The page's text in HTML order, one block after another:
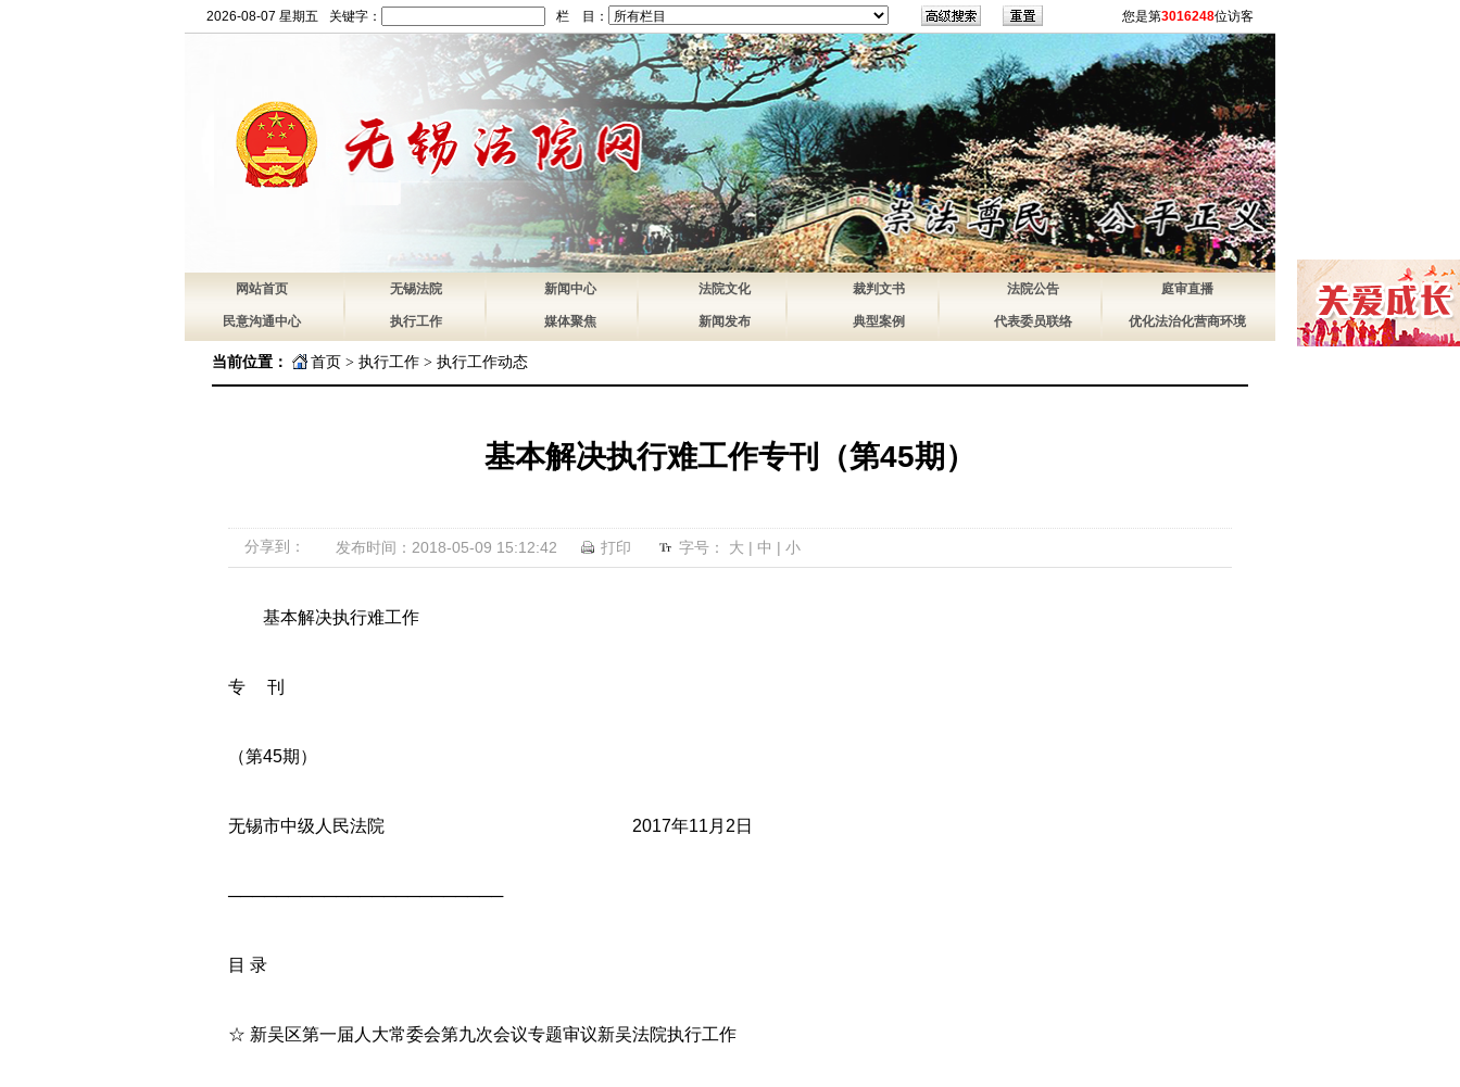
2026-08-07 星期五 关键字： 栏 目： 您是第3016248位访客
网站首页 无锡法院 新闻中心 法院文化 裁判文书 法院公告 庭审直播
民意沟通中心 执行工作 媒体聚焦 新闻发布 典型案例 代表委员联络 优化法治化营商环境
当前位置： 首页 > 执行工作 > 执行工作动态
基本解决执行难工作专刊（第45期）
分享到： 发布时间：2018-05-09 15:12:42 打印 字号： 大 | 中 | 小
基本解决执行难工作
专 刊
（第45期）
无锡市中级人民法院 2017年11月2日
───────────────────────
目 录
☆ 新吴区第一届人大常委会第九次会议专题审议新吴法院执行工作